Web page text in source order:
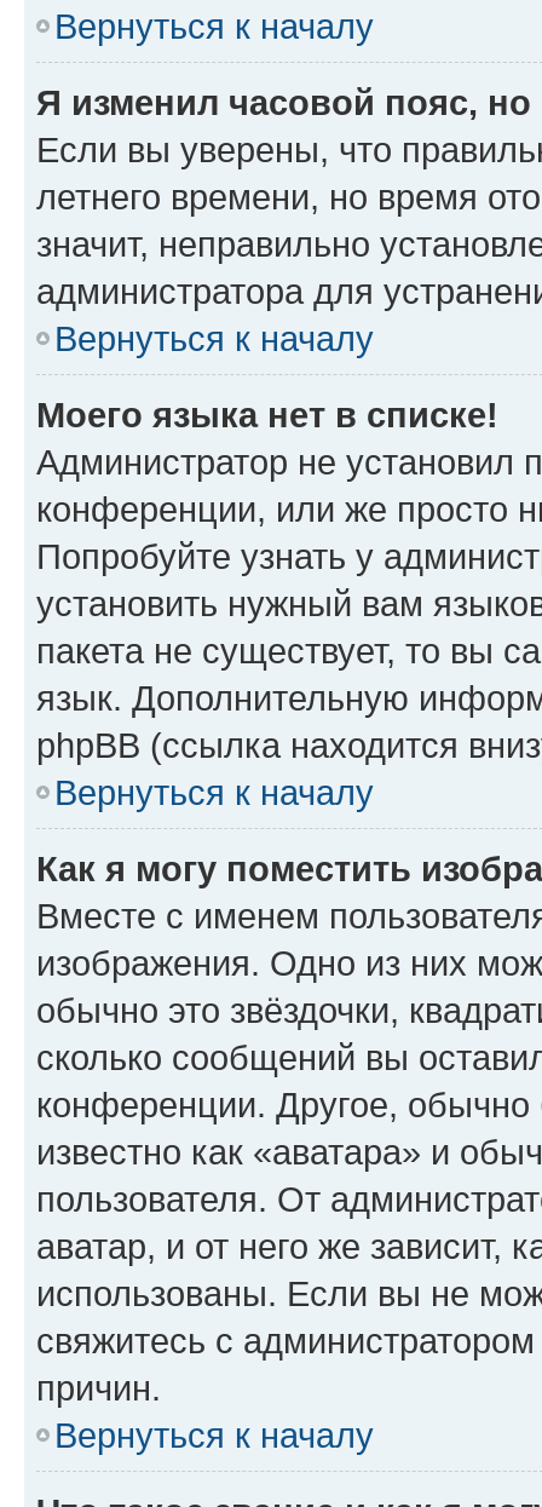
Вернуться к началу
Я изменил часовой пояс,
Если вы уверены, что
летнего времени, но время
значит, неправильно
администратора для
Вернуться к началу
Моего языка нет в списке!
Администратор не установил
конференции, или же просто
Попробуйте узнать у
установить нужный вам
пакета не существует, то вы
язык. Дополнительную
phpBB (ссылка находится
Вернуться к началу
Как я могу поместить
Вместе с именем
изображения. Одно из них
обычно это звёздочки,
сколько сообщений вы
конференции. Другое,
известно как «аватара» и
пользователя. От
аватар, и от него же зависит,
использованы. Если вы не
свяжитесь с
причин.
Вернуться к началу